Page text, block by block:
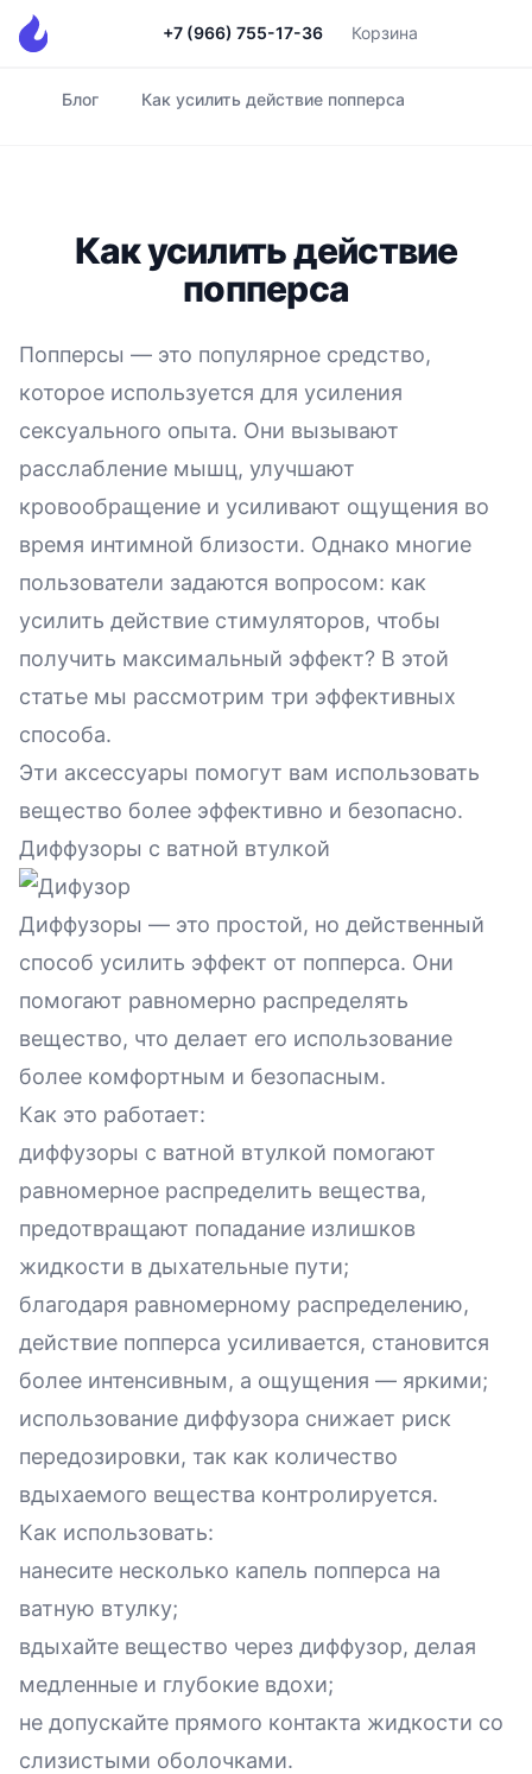
+7 (966) 755-17-36 Корзина
Главная
Блог Как усилить действие попперса
Как усилить действие
попперса
Попперсы — это популярное средство,
которое используется для усиления
сексуального опыта. Они вызывают
расслабление мышц, улучшают
кровообращение и усиливают ощущения во
время интимной близости. Однако многие
пользователи задаются вопросом: как
усилить действие стимуляторов, чтобы
получить максимальный эффект? В этой
статье мы рассмотрим три эффективных
способа.
Эти аксессуары помогут вам использовать
вещество более эффективно и безопасно.
Диффузоры с ватной втулкой
Диффузоры — это простой, но действенный
способ усилить эффект от попперса. Они
помогают равномерно распределять
вещество, что делает его использование
более комфортным и безопасным.
Как это работает:
диффузоры с ватной втулкой помогают
равномерное распределить вещества,
предотвращают попадание излишков
жидкости в дыхательные пути;
благодаря равномерному распределению,
действие попперса усиливается, становится
более интенсивным, а ощущения — яркими;
использование диффузора снижает риск
передозировки, так как количество
вдыхаемого вещества контролируется.
Как использовать:
нанесите несколько капель попперса на
ватную втулку;
вдыхайте вещество через диффузор, делая
медленные и глубокие вдохи;
не допускайте прямого контакта жидкости со
слизистыми оболочками.